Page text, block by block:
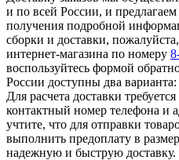
и по всей России, и
получения подробной
сборки и доставки,
интернет-магазина по номеру
воспользуйтесь формой
России доступны два
Для расчета доставки
контактный номер телефона и
учтите, что для отправки
выполнить предоплату в
надежную и быструю доставку.